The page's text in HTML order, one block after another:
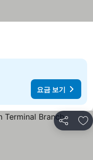
요금 보기
공유 즐